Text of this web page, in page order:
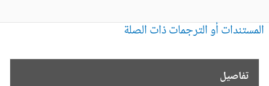
أو الترجمات ذات الصلة
تفاصيل